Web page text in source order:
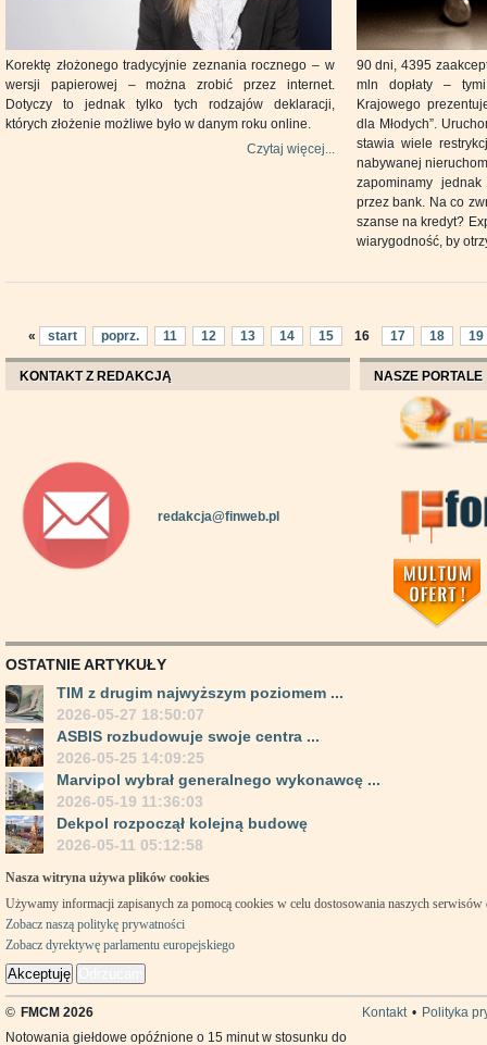
Korektę złożonego tradycyjnie zeznania rocznego – w
wersji papierowej – można zrobić przez internet.
Dotyczy to jednak tylko tych rodzajów deklaracji,
których złożenie możliwe było w danym roku online.
Czytaj więcej...
90 dni, 4395
mln dopłaty –
Krajowego
dla Młodych”.
stawia wiele
nabywanej
zapominamy
przez bank. Na co
szanse na kredyt?
wiarygodność, by
« start poprz. 11 12 13 14 15 16 17 18 19
KONTAKT Z REDAKCJĄ
redakcja@finweb.pl
NASZE PORTALE
OSTATNIE ARTYKUŁY
TIM z drugim najwyższym poziomem ...
2026-05-27 18:50:07
ASBIS rozbudowuje swoje centra ...
2026-05-25 14:09:25
Marvipol wybrał generalnego wykonawcę ...
2026-05-19 11:36:03
Dekpol rozpoczął kolejną budowę
2026-05-11 05:12:58
Nasza witryna używa plików cookies
Używamy informacji zapisanych za pomocą cookies w celu dostosowania naszych
Zobacz naszą politykę prywatności
Zobacz dyrektywę parlamentu europejskiego
Akceptuję
© FMCM 2026 Kontakt • Polityka
Notowania giełdowe opóźnione o 15 minut w stosunku do